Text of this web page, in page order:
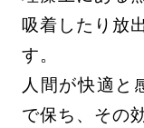
吸着したり放
す。
人間が快適と
で保ち、その